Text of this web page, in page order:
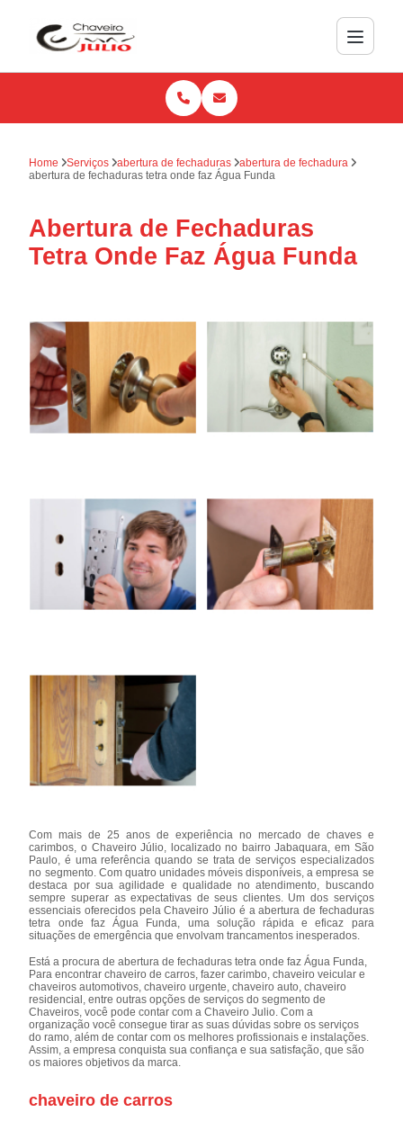
Home Serviços abertura de fechaduras
abertura de fechadura
abertura de fechaduras tetra onde faz Água Funda
Abertura de Fechaduras
Tetra Onde Faz Água Funda
Com mais de 25 anos de experiência no mercado de chaves e
carimbos, o Chaveiro Júlio, localizado no bairro Jabaquara, em São
Paulo, é uma referência quando se trata de serviços especializados
no segmento. Com quatro unidades móveis disponíveis, a empresa se
destaca por sua agilidade e qualidade no atendimento, buscando
sempre superar as expectativas de seus clientes. Um dos serviços
essenciais oferecidos pela Chaveiro Júlio é a abertura de fechaduras
tetra onde faz Água Funda, uma solução rápida e eficaz para
situações de emergência que envolvam trancamentos inesperados.
Está a procura de abertura de fechaduras tetra onde faz Água Funda,
Para encontrar chaveiro de carros, fazer carimbo, chaveiro veicular e
chaveiros automotivos, chaveiro urgente, chaveiro auto, chaveiro
residencial, entre outras opções de serviços do segmento de
Chaveiros, você pode contar com a Chaveiro Julio. Com a
organização você consegue tirar as suas dúvidas sobre os serviços
do ramo, além de contar com os melhores profissionais e instalações.
Assim, a empresa conquista sua confiança e sua satisfação, que são
os maiores objetivos da marca.
chaveiro de carros